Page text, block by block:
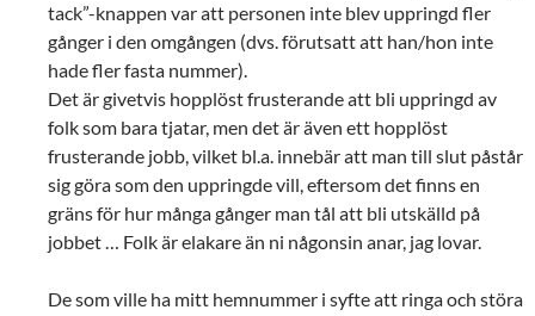
tack”-knappen var att personen inte blev uppringd fler
gånger i den omgången (dvs. förutsatt att han/hon inte
hade fler fasta nummer).
Det är givetvis hopplöst frusterande att bli uppringd av
folk som bara tjatar, men det är även ett hopplöst
frusterande jobb, vilket bl.a. innebär att man till slut påstår
sig göra som den uppringde vill, eftersom det finns en
gräns för hur många gånger man tål att bli utskälld på
jobbet … Folk är elakare än ni någonsin anar, jag lovar.
De som ville ha mitt hemnummer i syfte att ringa och störa